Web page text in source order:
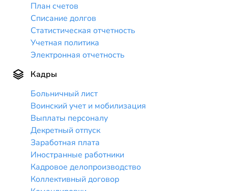
План счетов
Списание долгов
Статистическая отчетность
Учетная политика
Электронная отчетность
Кадры
Больничный лист
Воинский учет и мобилизация
Выплаты персоналу
Декретный отпуск
Заработная плата
Иностранные работники
Кадровое делопроизводство
Коллективный договор